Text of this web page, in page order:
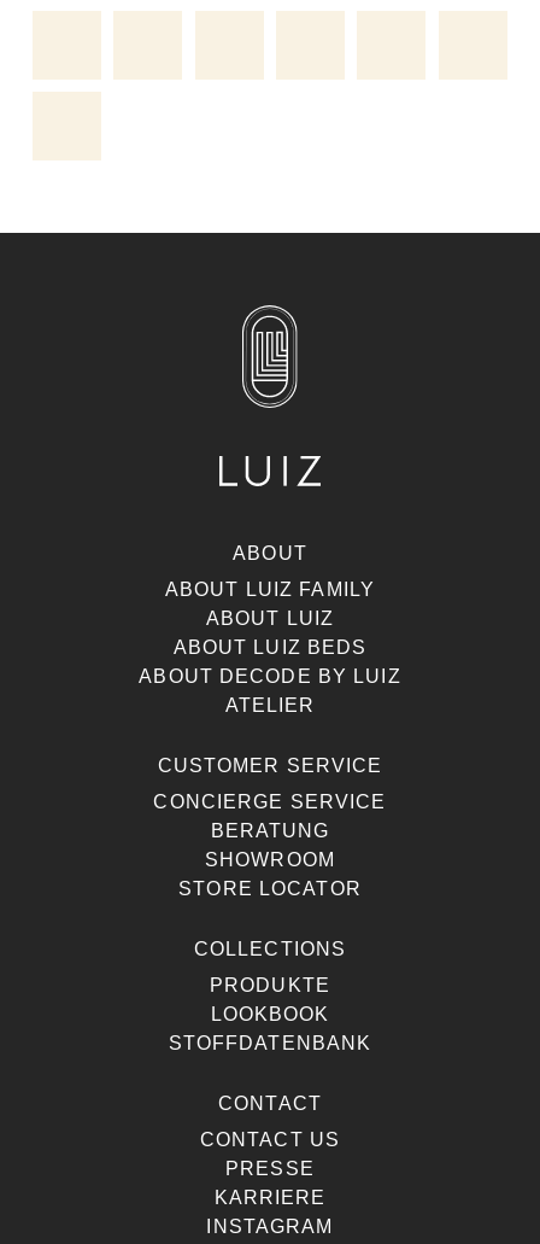
ABOUT
ABOUT LUIZ FAMILY
ABOUT LUIZ
ABOUT LUIZ BEDS
ABOUT DECODE BY LUIZ
ATELIER
CUSTOMER SERVICE
CONCIERGE SERVICE
BERATUNG
SHOWROOM
STORE LOCATOR
COLLECTIONS
PRODUKTE
LOOKBOOK
STOFFDATENBANK
CONTACT
CONTACT US
PRESSE
KARRIERE
INSTAGRAM